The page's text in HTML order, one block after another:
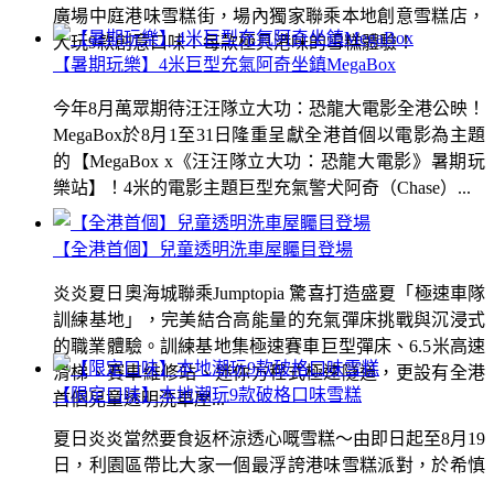
廣場中庭港味雪糕街，場內獨家聯乘本地創意雪糕店，
大玩9款創意口味！每款極具港味的雪糕體驗！
【全港首個】兒童透明洗車屋矚目登場
炎炎夏日奧海城聯乘Jumptopia 驚喜打造盛夏「極速車隊
訓練基地」，完美結合高能量的充氣彈床挑戰與沉浸式
的職業體驗。訓練基地集極速賽車巨型彈床、6.5米高速
滑梯、賽車維修站、迷你方程式極速隧道，更設有全港
首個兒童透明洗車屋...
【暑期玩樂】4米巨型充氣阿奇坐鎮MegaBox
今年8月萬眾期待汪汪隊立大功：恐龍大電影全港公映！
MegaBox於8月1至31日隆重呈獻全港首個以電影為主題
的【MegaBox x《汪汪隊立大功：恐龍大電影》暑期玩
樂站】！4米的電影主題巨型充氣警犬阿奇（Chase）...
【限定口味】本地潮玩9款破格口味雪糕
夏日炎炎當然要食返杯涼透心嘅雪糕～由即日起至8月19
日，利園區帶比大家一個最浮誇港味雪糕派對，於希慎